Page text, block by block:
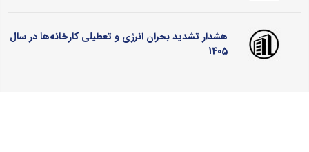
هشدار تشدید بحران انرژی و تعطیلی کارخانه‌ها در سال
1405